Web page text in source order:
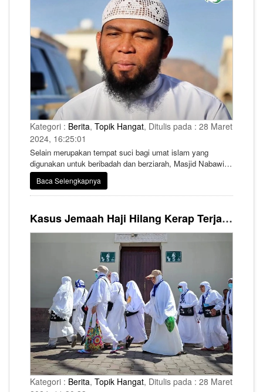
Kategori : Berita, Topik Hangat, Ditulis pada : 28 Maret
2024, 16:25:01
Selain merupakan tempat suci bagi umat islam yang
digunakan untuk beribadah dan berziarah, Masjid Nabawi
juga kerap membuka kelas-kelas kajian bagi para jemaah
yang berkunjung.
Baca Selengkapnya
Kasus Jemaah Haji Hilang Kerap Terjadi, Kemenag Kembangkan Aplikasi Pelacak Jemaah
Kategori : Berita, Topik Hangat, Ditulis pada : 28 Maret